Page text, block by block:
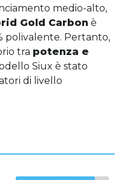
medio-alto,
Gold Carbon è
polivalente. Pertanto,
tra potenza e
Siux è stato
di livello